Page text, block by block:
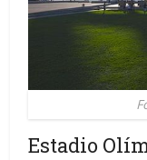
Estadio